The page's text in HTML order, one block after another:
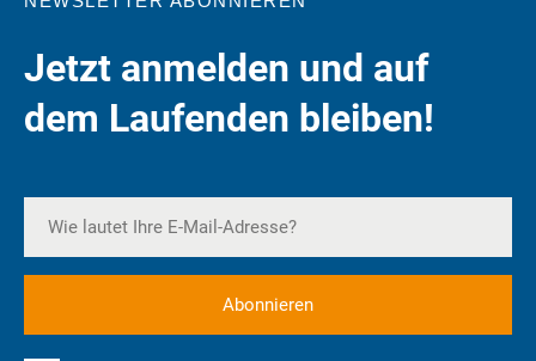
Jetzt anmelden und auf
dem Laufenden bleiben!